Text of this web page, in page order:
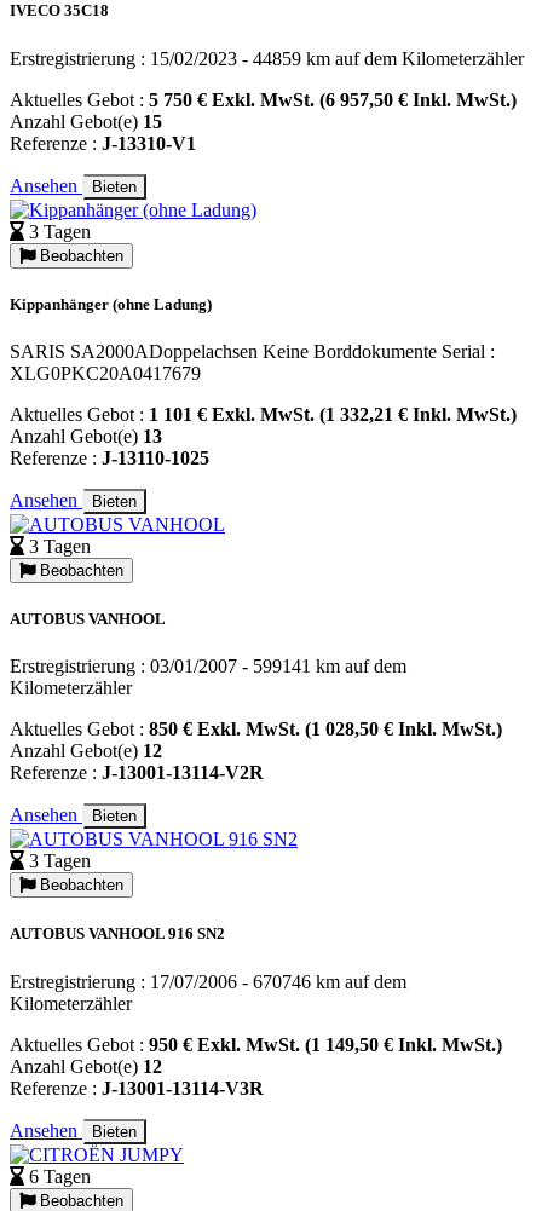
IVECO 35C18
Erstregistrierung : 15/02/2023 - 44859 km auf dem Kilometerzähler
Aktuelles Gebot : 5 750 € Exkl. MwSt. (6 957,50 € Inkl. MwSt.)
Anzahl Gebot(e) 15
Referenze : J-13310-V1
Ansehen Bieten
3 Tagen
Beobachten
Kippanhänger (ohne Ladung)
SARIS SA2000ADoppelachsen Keine Borddokumente Serial :
XLG0PKC20A0417679
Aktuelles Gebot : 1 101 € Exkl. MwSt. (1 332,21 € Inkl. MwSt.)
Anzahl Gebot(e) 13
Referenze : J-13110-1025
Ansehen Bieten
3 Tagen
Beobachten
AUTOBUS VANHOOL
Erstregistrierung : 03/01/2007 - 599141 km auf dem
Kilometerzähler
Aktuelles Gebot : 850 € Exkl. MwSt. (1 028,50 € Inkl. MwSt.)
Anzahl Gebot(e) 12
Referenze : J-13001-13114-V2R
Ansehen Bieten
3 Tagen
Beobachten
AUTOBUS VANHOOL 916 SN2
Erstregistrierung : 17/07/2006 - 670746 km auf dem
Kilometerzähler
Aktuelles Gebot : 950 € Exkl. MwSt. (1 149,50 € Inkl. MwSt.)
Anzahl Gebot(e) 12
Referenze : J-13001-13114-V3R
Ansehen Bieten
6 Tagen
Beobachten